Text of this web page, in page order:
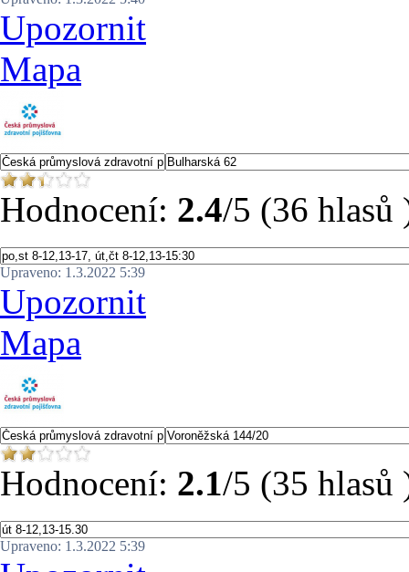
Upozornit
Mapa
Hodnocení: 2.4/5 (36 hlasů
Upraveno: 1.3.2022 5:39
Upozornit
Mapa
Hodnocení: 2.1/5 (35 hlasů
Upraveno: 1.3.2022 5:39